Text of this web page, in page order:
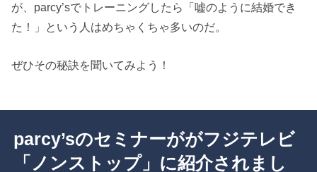
が、parcy’sでトレーニングしたら「嘘のように結婚でき
た！」という人はめちゃくちゃ多いのだ。
ぜひその秘訣を聞いてみよう！
parcy’sのセミナーががフジテレビ
「ノンストップ」に紹介されまし